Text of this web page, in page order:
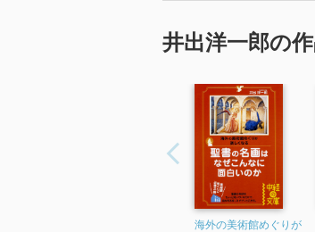
井出洋一郎の
海外の美術館めぐりが